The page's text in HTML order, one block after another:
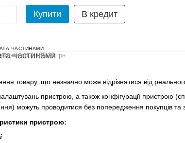
Купити В кредит
ЧАСТИНАМИ
по 4 183.33 грн
товару, що незначно може відрізнятися від
пристрою, а також конфігурації пристрою
можуть проводитися без попередження покупців та
пристрою: